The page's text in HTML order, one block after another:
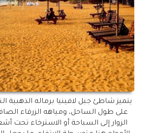
يتميز شاطئ جبل لافينيا برماله الذهبية
على طول الساحل، ومياهه الزرقاء
الزوار إلى السباحة أو الاسترخاء